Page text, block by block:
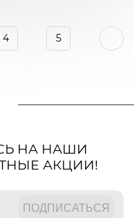
4 5
НА НАШИ
АКЦИИ!